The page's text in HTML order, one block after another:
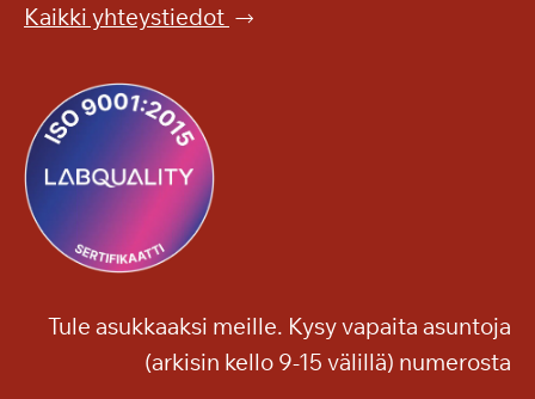
Kaikki yhteystiedot
Tule asukkaaksi meille. Kysy vapaita asuntoja
(arkisin kello 9-15 välillä) numerosta